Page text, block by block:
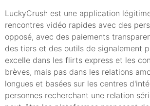
LuckyCrush est une application
rencontres vidéo rapides avec des
opposé, avec des paiements
des tiers et des outils de signalement
excelle dans les flirts express et les
brèves, mais pas dans les relations
longues et basées sur les centres
personnes recherchant une relation